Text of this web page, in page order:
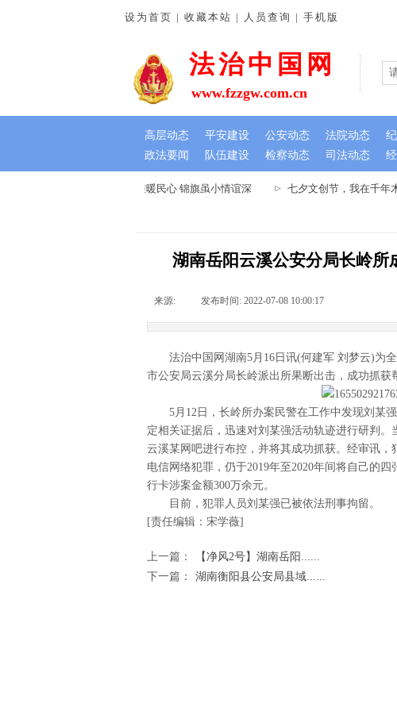
河南通许法院：排忧解难暖民心 锦旗虽小情谊深 七夕文创节，我在千年
法治中国网
政法要闻 队伍建设 检察动态 司法动态
设为首页 | 收藏本站 | 人员查询 | 手机版
www.fzzgw.com.cn
高层动态 平安建设 公安动态 法院动态
湖南岳阳云溪公安分局长岭
来源: 发布时间: 2022-07-08 10:00:17
法治中国网湖南5月16日讯(何建军 刘梦云)为
市公安局云溪分局长岭派出所果断出击，成功抓获
5月12日，长岭所办案民警在工作中发现刘某
定相关证据后，迅速对刘某强活动轨迹进行研判
云溪某网吧进行布控，并将其成功抓获。经审讯
电信网络犯罪，仍于2019年至2020年间将自己的
行卡涉案金额300万余元。
目前，犯罪人员刘某强已被依法刑事拘留。
[责任编辑：宋学薇]
上一篇：
【净风2号】湖南岳阳......
下一篇：
湖南衡阳县公安局县域......